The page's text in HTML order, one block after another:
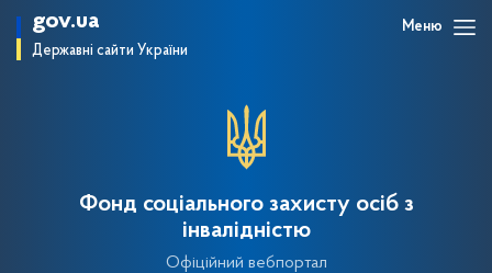
gov.ua
Державні сайти України
Меню
Фонд соціального захисту осіб з
інвалідністю
Офіційний вебпортал